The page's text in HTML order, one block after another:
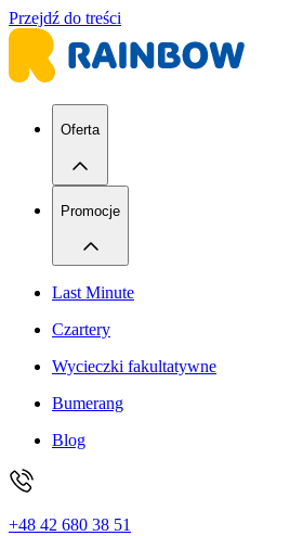
Przejdź do treści
Oferta
Promocje
Last Minute
Czartery
Wycieczki fakultatywne
Bumerang
Blog
+48 42 680 38 51